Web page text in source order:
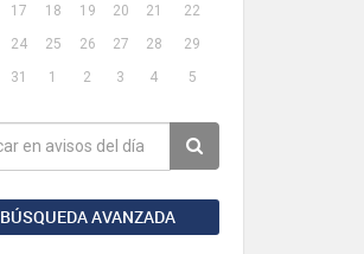
17 18 19 20 21
22
24 25 26 27 28
29
31 1 2 3 4 5
BÚSQUEDA AVANZADA